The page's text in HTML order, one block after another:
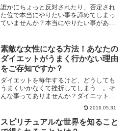
誰かにちょっと反対されたり、否定され
た位で本当にやりたい事を諦めてしまっ
ていませんか？本当にやりたい事がある
ためにも、やりぬいていきませんか？
素敵な女性になる方法！あなたの
ダイエットがうまく行かない理由
をご存知ですか？
ダイエットを毎年するけど、どうしても
うまくいかなくて挫折してしまう…。そ
んな事ってありませんか？ダイエットが
うまくいかないのには、理由がありま
す。ダイエットするための理由を、他人
からの評価にしてしまうとうまくいかな
くなってしまうのです。ダイエットが成
2019.05.31
スピリチュアルな世界を知ること